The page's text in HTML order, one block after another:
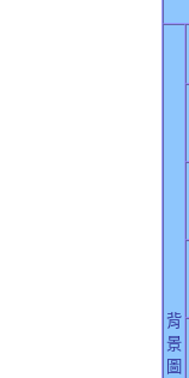
背
景
圖